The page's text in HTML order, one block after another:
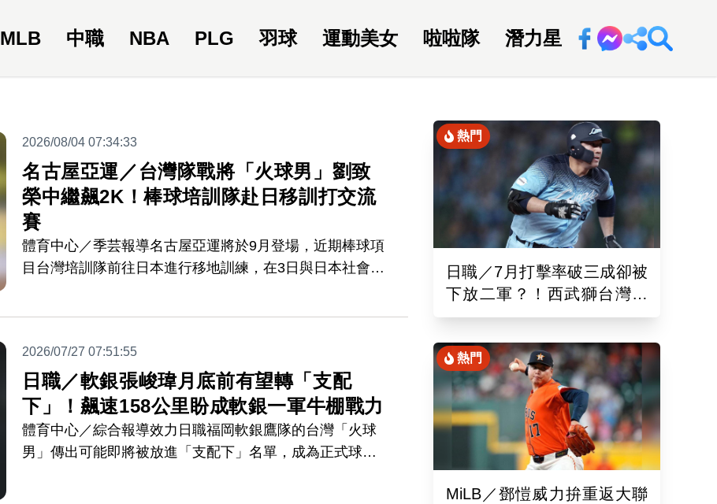
MLB 中職 NBA PLG 羽球 運動美女 啦啦隊 潛力星 回新聞網
2026/08/04 07:34:33
名古屋亞運／台灣隊戰將「火球男」劉致
榮中繼飆2K！棒球培訓隊赴日移訓打交流
賽
體育中心／季芸報導名古屋亞運將於9月登場，近期棒球項
目台灣培訓隊前往日本進行移地訓練，在3日與日本社會人
2026/07/27 07:51:55
日職／軟銀張峻瑋月底前有望轉「支配
下」！飆速158公里盼成軟銀一軍牛棚戰力
體育中心／綜合報導效力日職福岡軟銀鷹隊的台灣「火球
男」傳出可能即將被放進「支配下」名單，成為正式球
熱門
日職／7月打擊率破三成卻被
下放二軍？！西武獅台灣重
砲林安可「抹消登錄」原因
熱門
MiLB／鄧愷威力拚重返大聯